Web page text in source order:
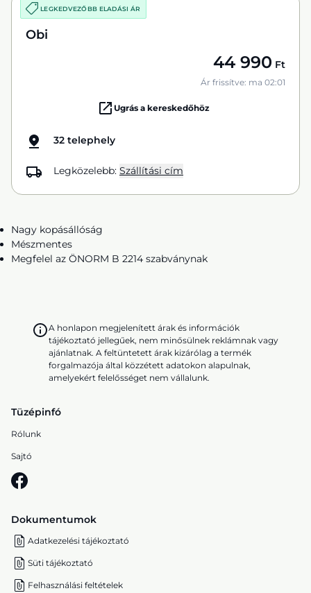
LEGKEDVEZŐBB ELADÁSI ÁR
Obi
44 990 Ft
Ár frissítve: ma 02:01
Ugrás a kereskedőhöz
32 telephely
Legközelebb: Szállítási cím
Nagy kopásállóság
Mészmentes
Megfelel az ÖNORM B 2214 szabványnak
A honlapon megjelenített árak és információk
tájékoztató jellegűek, nem minősülnek reklámnak vagy
ajánlatnak. A feltüntetett árak kizárólag a termék
forgalmazója által közzétett adatokon alapulnak,
amelyekért felelősséget nem vállalunk.
Tüzépinfó
Rólunk
Sajtó
Dokumentumok
Adatkezelési tájékoztató
Süti tájékoztató
Felhasználási feltételek